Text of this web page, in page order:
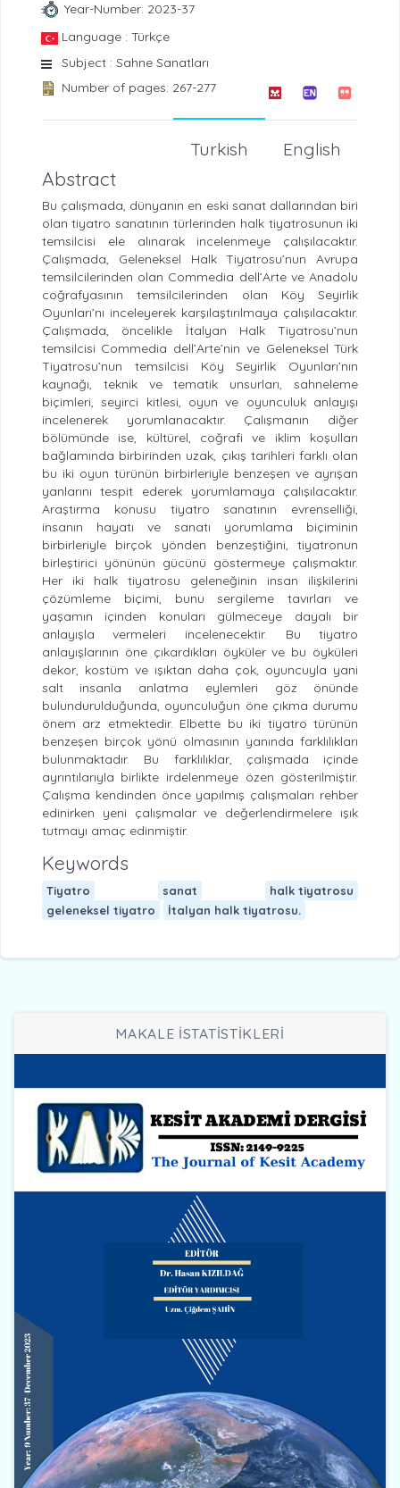
Year-Number: 2023-37
Language : Türkçe
Subject : Sahne Sanatları
Number of pages: 267-277
English
Turkish
Abstract
Bu çalışmada, dünyanın en eski sanat dallarından biri
olan tiyatro sanatının türlerinden halk tiyatrosunun iki
temsilcisi ele alınarak incelenmeye çalışılacaktır.
Çalışmada, Geleneksel Halk Tiyatrosu’nun Avrupa
temsilcilerinden olan Commedia dell’Arte ve Anadolu
coğrafyasının temsilcilerinden olan Köy Seyirlik
Oyunları’nı inceleyerek karşılaştırılmaya çalışılacaktır.
Çalışmada, öncelikle İtalyan Halk Tiyatrosu’nun
temsilcisi Commedia dell’Arte’nin ve Geleneksel Türk
Tiyatrosu’nun temsilcisi Köy Seyirlik Oyunları’nın
kaynağı, teknik ve tematik unsurları, sahneleme
biçimleri, seyirci kitlesi, oyun ve oyunculuk anlayışı
incelenerek yorumlanacaktır. Çalışmanın diğer
bölümünde ise, kültürel, coğrafi ve iklim koşulları
bağlamında birbirinden uzak, çıkış tarihleri farklı olan
bu iki oyun türünün birbirleriyle benzeşen ve ayrışan
yanlarını tespit ederek yorumlamaya çalışılacaktır.
Araştırma konusu tiyatro sanatının evrenselliği,
insanın hayatı ve sanatı yorumlama biçiminin
birbirleriyle birçok yönden benzeştiğini, tiyatronun
birleştirici yönünün gücünü göstermeye çalışmaktır.
Her iki halk tiyatrosu geleneğinin insan ilişkilerini
çözümleme biçimi, bunu sergileme tavırları ve
yaşamın içinden konuları gülmeceye dayalı bir
anlayışla vermeleri incelenecektir. Bu tiyatro
anlayışlarının öne çıkardıkları öyküler ve bu öyküleri
dekor, kostüm ve ışıktan daha çok, oyuncuyla yani
salt insanla anlatma eylemleri göz önünde
bulundurulduğunda, oyunculuğun öne çıkma durumu
önem arz etmektedir. Elbette bu iki tiyatro türünün
benzeşen birçok yönü olmasının yanında farklılıkları
bulunmaktadır. Bu farklılıklar, çalışmada içinde
ayrıntılarıyla birlikte irdelenmeye özen gösterilmiştir.
Çalışma kendinden önce yapılmış çalışmaları rehber
edinirken yeni çalışmalar ve değerlendirmelere ışık
tutmayı amaç edinmiştir.
Keywords
Tiyatro sanat
halk tiyatrosu
geleneksel tiyatro
İtalyan halk tiyatrosu.
MAKALE İSTATİSTİKLERİ